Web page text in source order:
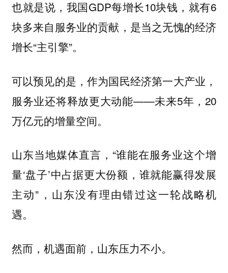
也就是说，我国GDP每增长10块钱，就有6
块多来自服务业的贡献，是当之无愧的经济
增长“主引擎”。
可以预见的是，作为国民经济第一大产业，
服务业还将释放更大动能——未来5年，20
万亿元的增量空间。
山东当地媒体直言，“谁能在服务业这个增
量‘盘子’中占据更大份额，谁就能赢得发展
主动”，山东没有理由错过这一轮战略机
遇。
然而，机遇面前，山东压力不小。